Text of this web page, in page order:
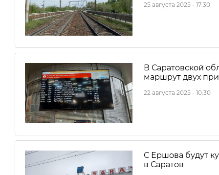
25 августа 2025 - 17:30
В Саратовской
маршрут двух
22 августа 2025 - 10:30
С Ершова будут
в Саратов